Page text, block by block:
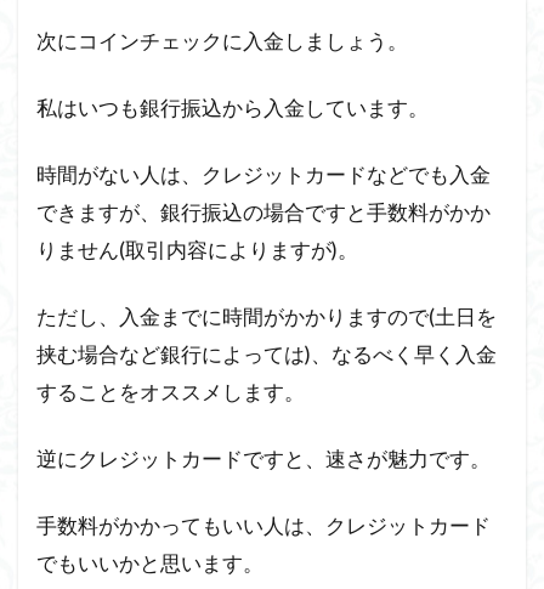
次にコインチェックに入金しましょう。
私はいつも銀行振込から入金しています。
時間がない人は、クレジットカードなどでも入金
できますが、銀行振込の場合ですと手数料がかか
りません(取引内容によりますが)。
ただし、入金までに時間がかかりますので(土日を
挟む場合など銀行によっては)、なるべく早く入金
することをオススメします。
逆にクレジットカードですと、速さが魅力です。
手数料がかかってもいい人は、クレジットカード
でもいいかと思います。